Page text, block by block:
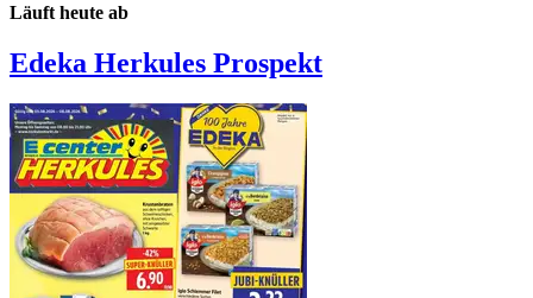
Läuft heute ab
Edeka Herkules Prospekt